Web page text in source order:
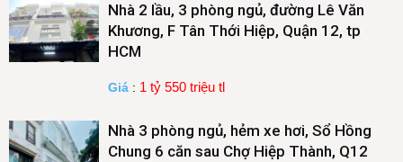
Nhà 2 lầu, 3 phòng ngủ, đường Lê Văn
Khương, F Tân Thới Hiệp, Quận 12, tp
HCM
Giá : 1 tỷ 550 triệu tl
Nhà 3 phòng ngủ, hẻm xe hơi, Sổ Hồng
Chung 6 căn sau Chợ Hiệp Thành, Q12